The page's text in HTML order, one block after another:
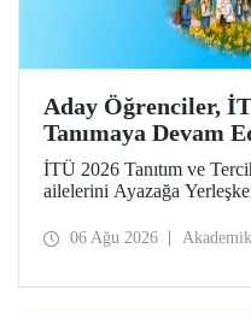
Aday Öğrenciler,
Tanımaya Devam
İTÜ 2026 Tanıtım ve
ailelerini Ayazağa
ilgili fakülte ve birimler
06 Ağu 2026 Akademik